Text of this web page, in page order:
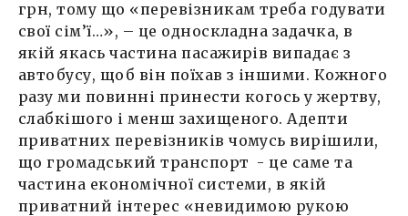
грн, тому що «перевізникам треба годувати
свої сім’ї…», – це односкладна задачка, в
якій якась частина пасажирів випадає з
автобусу, щоб він поїхав з іншими. Кожного
разу ми повинні принести когось у жертву,
слабкішого і менш захищеного. Адепти
приватних перевізників чомусь вирішили,
що громадський транспорт - це саме та
частина економічної системи, в якій
приватний інтерес «невидимою рукою